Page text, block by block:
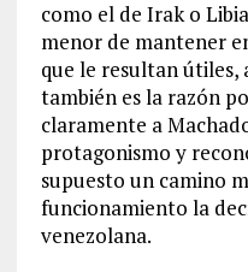
como el de Irak o
menor de mantener
que le resultan
también es la razón
claramente a
protagonismo y
supuesto un camino
funcionamiento la
venezolana.